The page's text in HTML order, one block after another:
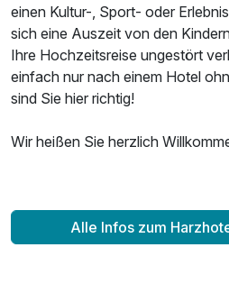
einen Kultur-, Sport- oder
sich eine Auszeit von den
Ihre Hochzeitsreise ungestört
einfach nur nach einem Hotel
sind Sie hier richtig!
Wir heißen Sie herzlich
Alle Infos zum